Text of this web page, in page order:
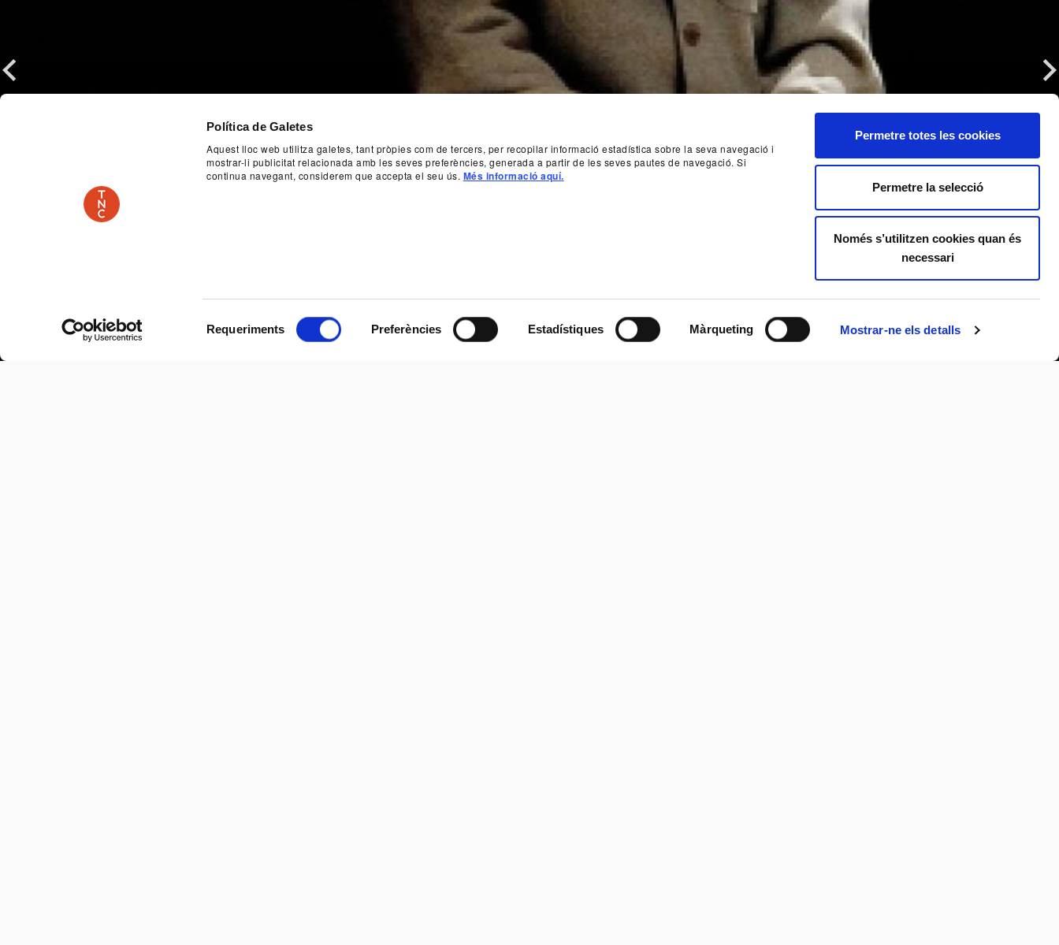
Política de Galetes
Aquest lloc web utilitza galetes, tant pròpies com de tercers, per recopilar informació estadística sobre la seva navegació i
mostrar-li publicitat relacionada amb les seves preferències, generada a partir de les seves pautes de navegació. Si
continua navegant, considerem que accepta el seu ús. Més informació aquí.
Requeriments Preferències Estadístiques Màrqueting Mostrar-ne els detalls
Permetre totes les cookies
Permetre la selecció
Només s’utilitzen cookies quan és
necessari
Next